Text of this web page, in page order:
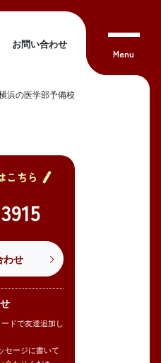
お問い合わせ
浜の医学部予備校
こちら
わせ
ドで友達追加し
セージに書いて